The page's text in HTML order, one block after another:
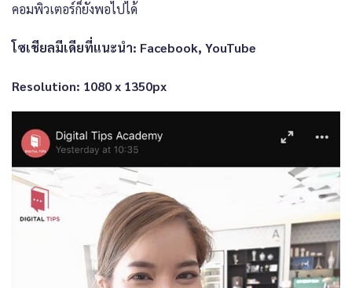
คอมพิวเตอร์ก็ยังพอไปได้
โซเชียลมีเดียที่แนะนำ: Facebook, YouTube
Resolution: 1080 x 1350px